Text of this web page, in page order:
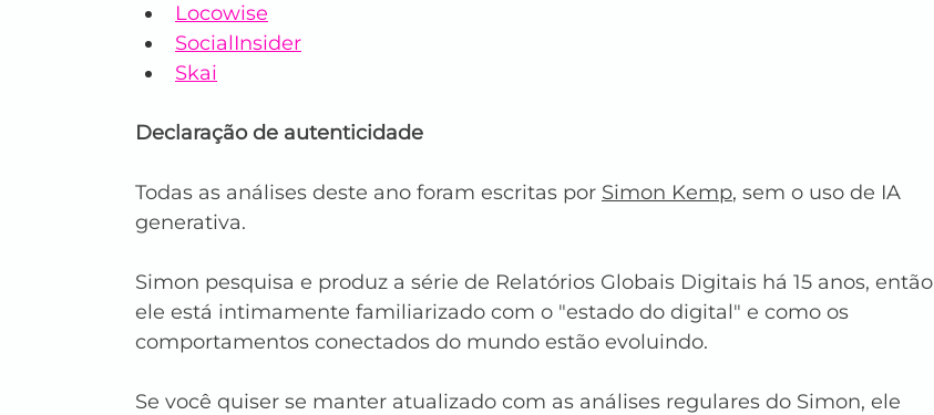
Locowise
SocialInsider
Skai
Declaração de autenticidade
Todas as análises deste ano foram escritas por Simon Kemp, sem o uso de IA
generativa.
Simon pesquisa e produz a série de Relatórios Globais Digitais há 15 anos, então
ele está intimamente familiarizado com o "estado do digital" e como os
comportamentos conectados do mundo estão evoluindo.
Se você quiser se manter atualizado com as análises regulares do Simon, ele